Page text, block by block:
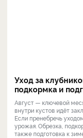
Уход за
подкормка и
Август — ключевой
внутри кустов идёт
Если пренебречь
урожая. Обрезка,
также подготовка к зиме